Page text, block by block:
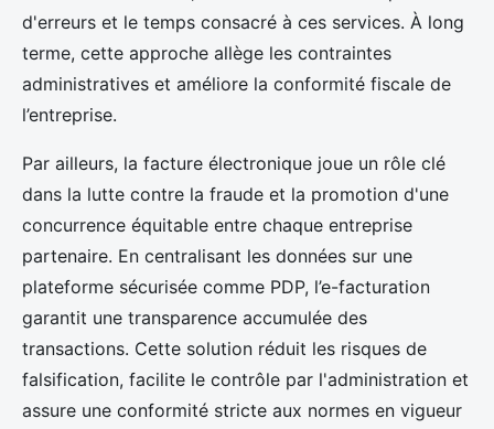
d'erreurs et le temps consacré à ces services. À long
terme, cette approche allège les contraintes
administratives et améliore la conformité fiscale de
l’entreprise.
Par ailleurs, la facture électronique joue un rôle clé
dans la lutte contre la fraude et la promotion d'une
concurrence équitable entre chaque entreprise
partenaire. En centralisant les données sur une
plateforme sécurisée comme PDP, l’e-facturation
garantit une transparence accumulée des
transactions. Cette solution réduit les risques de
falsification, facilite le contrôle par l'administration et
assure une conformité stricte aux normes en vigueur